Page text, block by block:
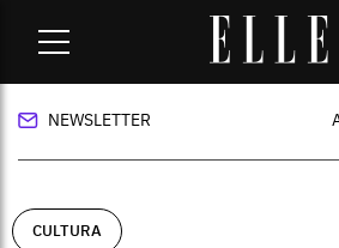
5 fatos sobre Florence
NEWSLETTER
CULTURA